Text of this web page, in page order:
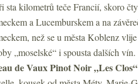
sta kilometrů teče Francií, skoro
a Lucemburskem a na
než se u města Koblenz
„moselské“ i spousta dalších
de Vaux Pinot Noir „Les